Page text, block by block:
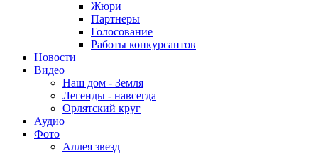
Жюри
Партнеры
Голосование
Работы конкурсантов
Новости
Видео
Наш дом - Земля
Легенды - навсегда
Орлятский круг
Аудио
Фото
Аллея звезд